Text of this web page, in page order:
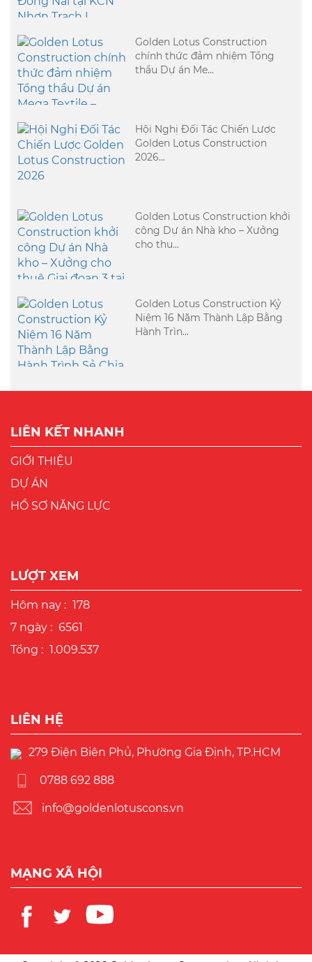
Golden Lotus Construction
chính thức đảm nhiệm Tổng
thầu Dự án Me...
Hội Nghị Đối Tác Chiến Lược
Golden Lotus Construction
2026...
Golden Lotus Construction khởi
công Dự án Nhà kho – Xưởng
cho thu...
Golden Lotus Construction Kỷ
Niệm 16 Năm Thành Lập Bằng
Hành Trìn...
LIÊN KẾT NHANH
GIỚI THIỆU
DỰ ÁN
HỒ SƠ NĂNG LỰC
LƯỢT XEM
Hôm nay : 178
7 ngày : 6561
Tổng : 1.009.537
LIÊN HỆ
279 Điện Biên Phủ, Phường Gia Định, TP.HCM
0788 692 888
info@goldenlotuscons.vn
MẠNG XÃ HỘI